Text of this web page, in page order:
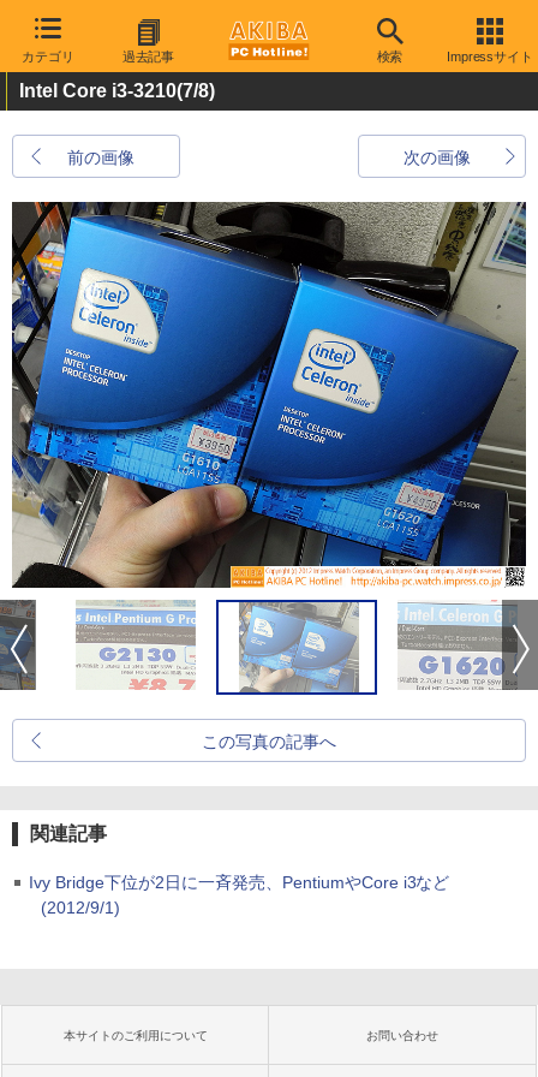
カテゴリ 過去記事 検索 Impressサイト
Intel Core i3-3210(7/8)
前の画像 次の画像
この写真の記事へ
関連記事
Ivy Bridge下位が2日に一斉発売、PentiumやCore i3など
(2012/9/1)
本サイトのご利用について お問い合わせ